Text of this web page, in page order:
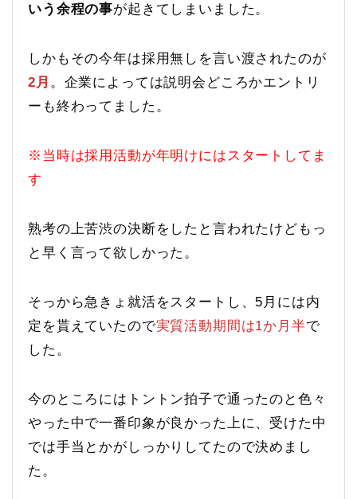
いう余程の事が起きてしまいました。
しかもその今年は採用無しを言い渡されたのが
2月 。企業によっては説明会どころかエントリ
ーも終わってました。
※当時は採用活動が年明けにはスタートしてま
す
熟考の上苦渋の決断をしたと言われたけどもっ
と早く言って欲しかった。
そっから急きょ就活をスタートし、5月には内
定を貰えていたので実質活動期間は1か月半で
した。
今のところにはトントン拍子で通ったのと色々
やった中で一番印象が良かった上に、受けた中
では手当とかがしっかりしてたので決めまし
た。